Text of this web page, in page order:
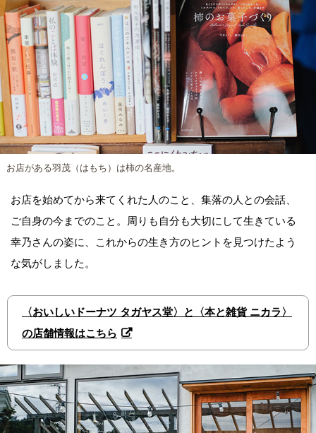
お店がある羽茂（はもち）は柿の名産地。
お店を始めてから来てくれた人のこと、集落の人との会話、
ご自身の今までのこと。周りも自分も大切にして生きている
幸乃さんの姿に、これからの生き方のヒントを見つけたよう
な気がしました。
〈おいしいドーナツ タガヤス堂〉と〈本と雑貨 ニカラ〉
の店舗情報はこちら